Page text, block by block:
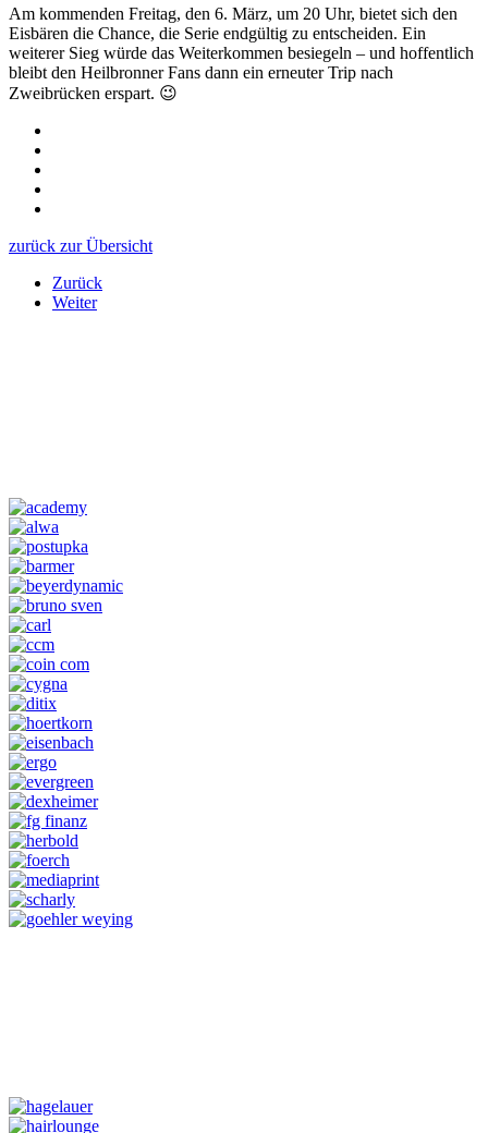
Am kommenden Freitag, den 6. März, um 20 Uhr, bietet sich den
Eisbären die Chance, die Serie endgültig zu entscheiden. Ein
weiterer Sieg würde das Weiterkommen besiegeln – und hoffentlich
bleibt den Heilbronner Fans dann ein erneuter Trip nach
Zweibrücken erspart. 😉
zurück zur Übersicht
Zurück
Weiter